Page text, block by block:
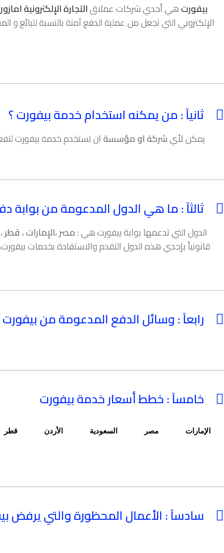
بيفورتهي أحدي شركات عملاقالتجارة الإلكترونية
الإلكتروني التي تجعل من عملية الدفع آمنة بالنسبة للبائع
ثانياً : من يمكنه استخدام خدمة بيفورت ؟
يمكن لأيشركة او مؤسسة ان تستخدم خدمة بيفورت
ثالثاً : ما هي الدول المدعومة من بوابة
الدول التي تدعمها بوابة بيفورت هي :مصر ،الإمارات ، قطر
قانونياً بإحدي هذه الدول التقدم والاستفادة بخدمات
رابعاً : وسائل الدفع المدعومة من بيفورت
خامساً : خطط أسعار خدمة بيفورت
الإمارات مصر السعودية الأردن قطر
سادساً : الأعمال المحظورة والتي يرفض